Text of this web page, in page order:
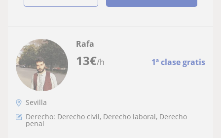
13€/h 1ª clase gratis
Rafa
Sevilla
Derecho: Derecho civil, Derecho laboral, Derecho
penal